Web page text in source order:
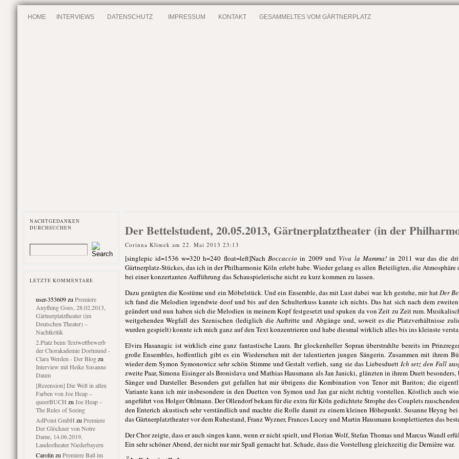
HOME INTERVIEWS DATENSCHUTZ IMPRESSUM KONTAKT GESAMMELTES VOM GÄRTNERPLATZ
NACHTGEDANKEN
DURCHSUCHEN
LETZTE KOMMENTARE
user-353609zu Premiere
Anything Goes, 28.02.2013,
Gärtnerplatztheater (im
Deutschen Theater) –
Nachtkritik
2.Platz beim Textwettbewerb
der Chorakademie Dortmund -
Clara Werden - Der Blogzu
Interview mit Heike Susanne
Daum
[Rezension] Die Welt in allen
Farben von Joe Heap –
queerBUCH zu Joe Heap –
The Rules of Seeing
AdPoint GmbH zu Premiere
Der Glöckner von Notre
Dame, 14.06.2019,
Landestheater Niederbayern
Carolin zu Premiere Ball im
Der Bettelstudent, 20.05.2013, Gärtnerplatztheater (in der
Corinna Klimek am 22. Mai 2013 23:13
[singlepic id=1536 w=320 h=240 float=left]NachBoccaccio in 2009 und Viva la Mamma!in 2011 war das die
Gärtnerplatz-Stückes, das ich in der Philharmonie Köln erlebt habe. Wieder gelang es allen Beteiligten, die Atmosphäre
bei einer konzertanten Aufführung das Schauspielerische nicht zu kurz kommen zu lassen.
Dazu genügten die Kostüme und ein Möbelstück. Und ein Ensemble, das mit Lust dabei war. Ich gestehe, mir hatDer
ich fand die Melodien irgendwie doof und bis auf den Schulterkuss kannte ich nichts. Das hat sich nach dem
geändert und nun haben sich die Melodien in meinem Kopf festgesetzt und spuken da von Zeit zu Zeit rum.
weitgehenden Wegfall des Szenischen (lediglich die Auftritte und Abgänge und, soweit es die Platzverhältnisse
wurden gespielt) konnte ich mich ganz auf den Text konzentrieren und habe diesmal wirklich alles bis ins kleinste
Elvira Hasanagic ist wirklich eine ganz fantastische Laura. Ihr glockenheller Sopran überstrahlte bereits im
große Ensembles, hoffentlich gibt es ein Wiedersehen mit der talentierten jungen Sängerin. Zusammen mit ihrem
wieder dem Symon Symonowicz sehr schön Stimme und Gestalt verlieh, sang sie das Liebesduett Ich setz den Fall
zweite Paar, Simona Eisinger als Bronislava und Mathias Hausmann als Jan Janicki, glänzten in ihrem Duett
Sänger und Darsteller. Besonders gut gefallen hat mir übrigens die Kombination von Tenor mit Bariton; die
Variante kann ich mir insbesondere in den Duetten von Symon und Jan gar nicht richtig vorstellen. Köstlich auch
angeführt von Holger Ohlmann. Der Ollendorf bekam für die extra für Köln gedichtete Strophe des Couplets
den Enterich akustisch sehr verständlich und machte die Rolle damit zu einem kleinen Höhepunkt. Susanne Heyng
das Gärtnerplatztheater vor dem Ruhestand, Franz Wyzner, Frances Lucey und Martin Hausmann komplettierten das
Der Chor zeigte, dass er auch singen kann, wenn er nicht spielt, und Florian Wolf, Stefan Thomas und Marcus Wandl
Ein sehr schöner Abend, der nicht nur mir Spaß gemacht hat. Schade, dass die Vorstellung gleichzeitig die Dernière war.